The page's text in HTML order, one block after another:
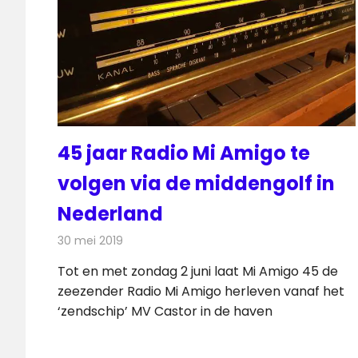
45 jaar Radio Mi Amigo te
volgen via de middengolf in
Nederland
30 mei 2019
Tot en met zondag 2 juni laat Mi Amigo 45 de
zeezender Radio Mi Amigo herleven vanaf het
‘zendschip’ MV Castor in de haven